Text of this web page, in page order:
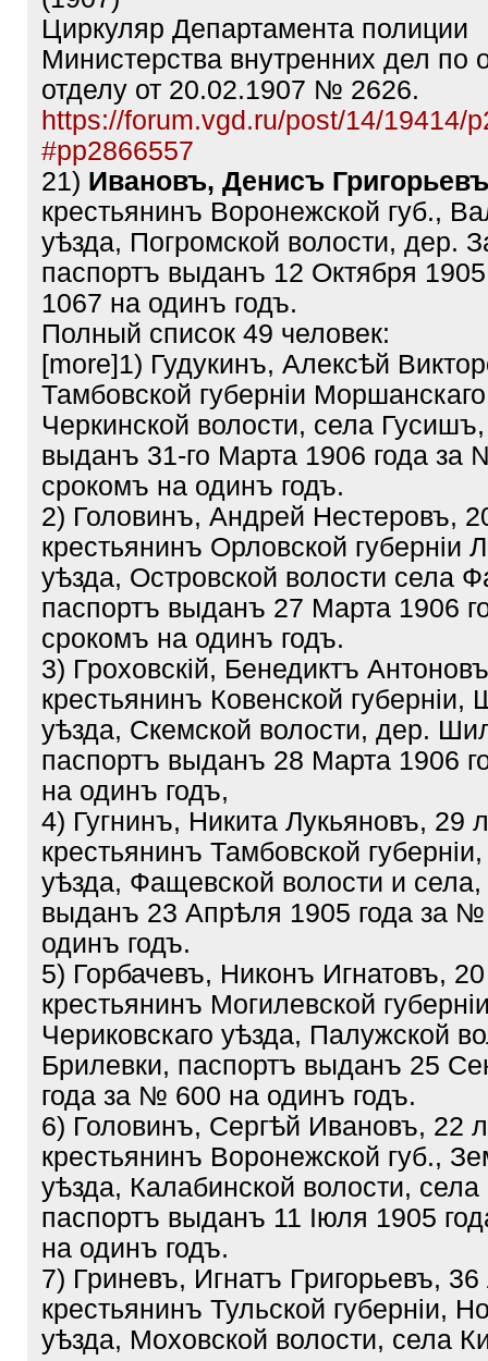
Циркуляр Департамента полиции
Министерства внутренних дел по
отделу от 20.02.1907 № 2626.
https://forum.vgd.ru/post/14/19414/
#pp2866557
21) Ивановъ, Денисъ Григорьевъ
крестьянинъ Воронежской губ.,
уѣзда, Погромской волости, дер.
паспортъ выданъ 12 Октября
1067 на одинъ годъ.
Полный список 49 человек:
[more]1) Гудукинъ, Алексѣй
Тамбовской губерніи
Черкинской волости, села
выданъ 31-го Марта 1906 года за
срокомъ на одинъ годъ.
2) Головинъ, Андрей Нестеровъ,
крестьянинъ Орловской губерніи
уѣзда, Островской волости села
паспортъ выданъ 27 Марта 1906
срокомъ на одинъ годъ.
3) Гроховскій, Бенедиктъ
крестьянинъ Ковенской губерніи,
уѣзда, Скемской волости, дер.
паспортъ выданъ 28 Марта 1906
на одинъ годъ,
4) Гугнинъ, Никита Лукьяновъ, 29
крестьянинъ Тамбовской
уѣзда, Фащевской волости и села,
выданъ 23 Апрѣля 1905 года за
одинъ годъ.
5) Горбачевъ, Никонъ Игнатовъ,
крестьянинъ Могилевской
Чериковскаго уѣзда, Палужской
Брилевки, паспортъ выданъ 25
года за № 600 на одинъ годъ.
6) Головинъ, Сергѣй Ивановъ, 22
крестьянинъ Воронежской губ.,
уѣзда, Калабинской волости,
паспортъ выданъ 11 Іюля 1905
на одинъ годъ.
7) Гриневъ, Игнатъ Григорьевъ,
крестьянинъ Тульской губерніи,
уѣзда, Моховской волости, села